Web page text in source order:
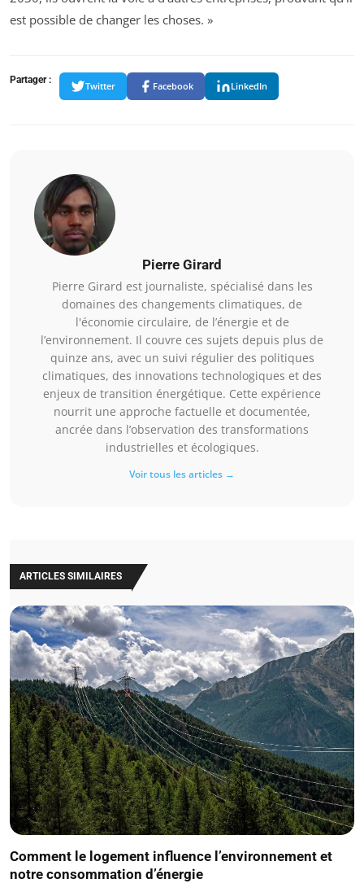
est possible de changer les choses. »
Partager :
Twitter Facebook LinkedIn
Pierre Girard
Pierre Girard est journaliste, spécialisé dans les
domaines des changements climatiques, de
l'économie circulaire, de l’énergie et de
l’environnement. Il couvre ces sujets depuis plus de
quinze ans, avec un suivi régulier des politiques
climatiques, des innovations technologiques et des
enjeux de transition énergétique. Cette expérience
nourrit une approche factuelle et documentée,
ancrée dans l’observation des transformations
industrielles et écologiques.
Voir tous les articles →
ARTICLES SIMILAIRES
Comment le logement influence l’environnement et
notre consommation d’énergie